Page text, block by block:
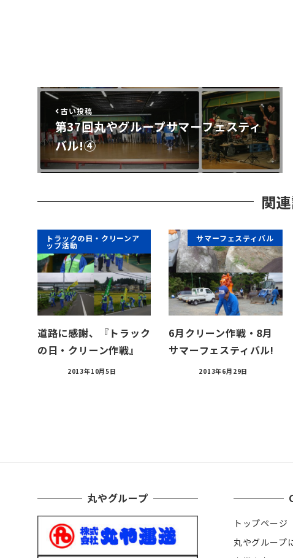
古い投稿
第37回丸やグループサマーフェスティ
バル!④
関
トラックの日・クリーンア
ップ活動
道路に感謝、『トラック
の日・クリーン作戦』
2013年10月5日
サマーフェスティバル
6月クリーン作戦・8月
サマーフェスティバル!
2013年6月29日
丸やグループ
トップページ
丸やグループ